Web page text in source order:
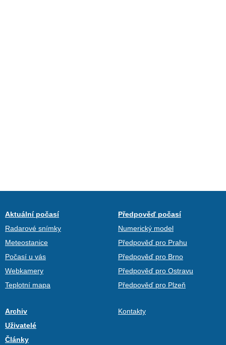
Aktuální počasí
Radarové snímky
Meteostanice
Počasí u vás
Webkamery
Teplotní mapa
Předpověď počasí
Numerický model
Předpověď pro Prahu
Předpověď pro Brno
Předpověď pro Ostravu
Předpověď pro Plzeň
Archiv
Uživatelé
Články
Kontakty